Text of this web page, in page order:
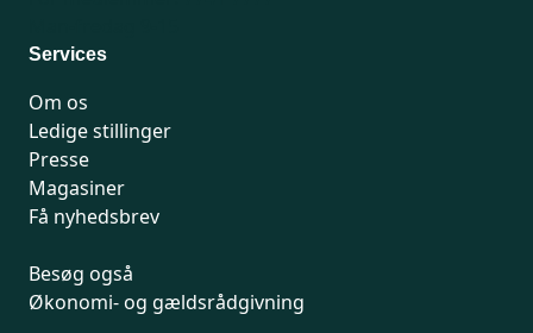
Services
Om os
Ledige stillinger
Presse
Magasiner
Få nyhedsbrev
Besøg også
Økonomi- og gældsrådgivning